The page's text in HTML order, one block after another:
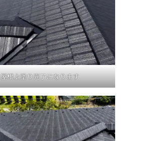
屋根上塗り完了になります